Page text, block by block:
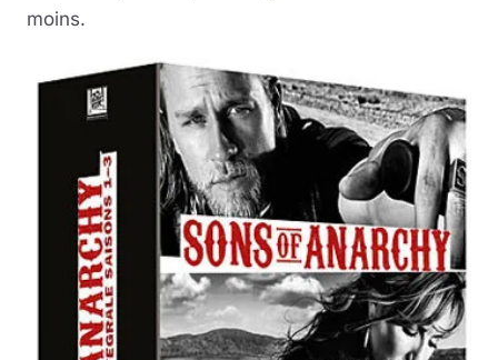
moins.